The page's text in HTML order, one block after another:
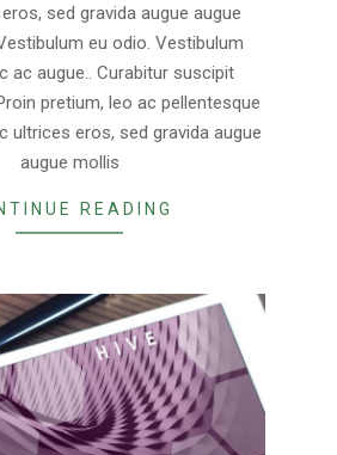
sed gravida augue augue
eu odio. Vestibulum
ac augue.. Curabitur suscipit
pretium, leo ac pellentesque
ultrices eros, sed gravida augue
augue mollis
READING